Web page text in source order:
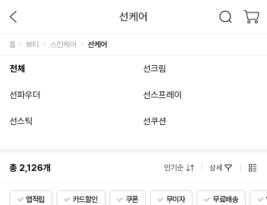
선케어
홈 뷰티 스킨케어 선케어
전체 선크림
선파우더 선스프레이
선스틱 선쿠션
총 2,126개 인기순 상세
앱적립 카드할인 쿠폰 무이자 무료배송